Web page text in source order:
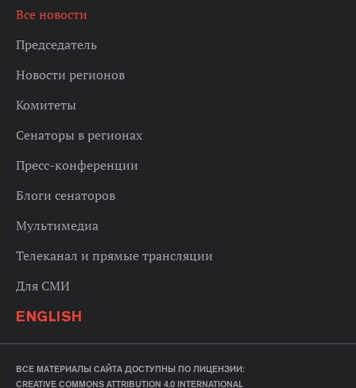
Все новости
Председатель
Новости регионов
Комитеты
Сенаторы в регионах
Пресс-конференции
Блоги сенаторов
Мультимедиа
Телеканал и прямые трансляции
Для СМИ
ENGLISH
ВСЕ МАТЕРИАЛЫ САЙТА ДОСТУПНЫ ПО ЛИЦЕНЗИИ:
CREATIVE COMMONS ATTRIBUTION 4.0 INTERNATIONAL